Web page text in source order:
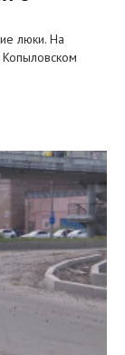
люки. На
Копыловском